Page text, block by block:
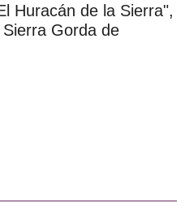
Huracán de la Sierra",
Gorda de